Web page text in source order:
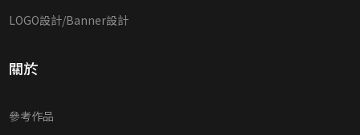
LOGO設計/Banner設計
關於
參考作品